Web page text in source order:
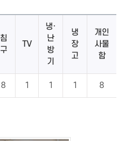
침
구
TV
냉·
난
방
기
냉
장
고
개인
사물
함
8 1 1 1 8